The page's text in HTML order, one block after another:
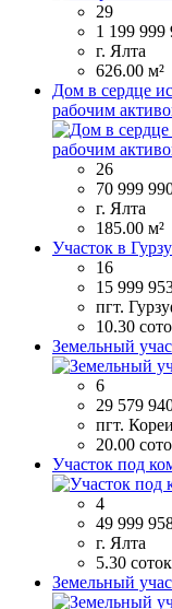
29
1 199 999
г. Ялта
626.00 м²
Дом в сердце
рабочим
26
70 999
г. Ялта
185.00 м²
Участок в
16
15 999
пгт.
10.30
Земельный
6
29 579
пгт.
20.00
Участок под
4
49 999
г. Ялта
5.30 соток
Земельный